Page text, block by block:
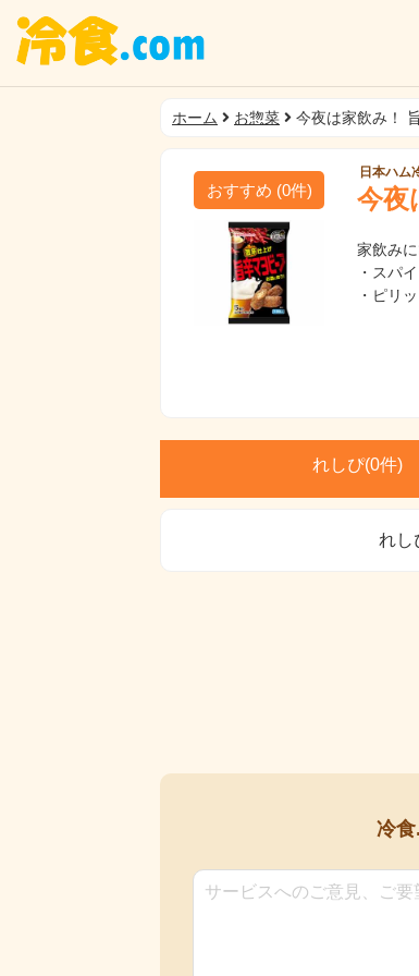
ホーム お惣菜 今夜は家飲み！
おすすめ (0件)
日本ハム
今夜
家飲み
・スパ
・ピリ
れしぴ(0件)
れし
冷